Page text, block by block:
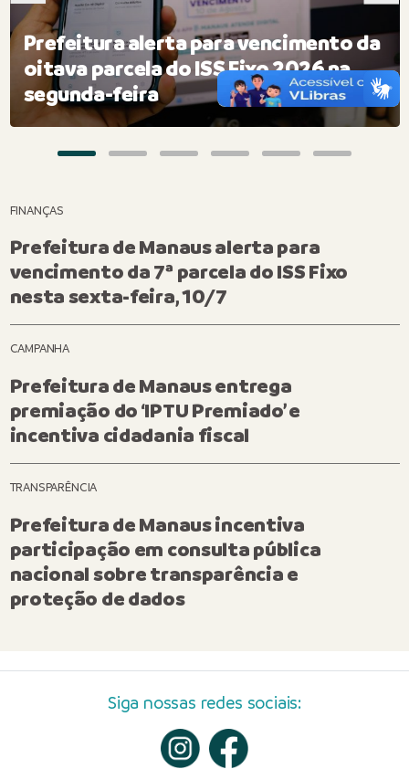
Prefeitura alerta para vencimento da
oitava parcela do ISS Fixo 2026 na
segunda-feira
FINANÇAS
Prefeitura de Manaus alerta para
vencimento da 7ª parcela do ISS Fixo
nesta sexta-feira, 10/7
CAMPANHA
Prefeitura de Manaus entrega
premiação do ‘IPTU Premiado’ e
incentiva cidadania fiscal
TRANSPARÊNCIA
Prefeitura de Manaus incentiva
participação em consulta pública
nacional sobre transparência e
proteção de dados
Siga nossas redes sociais: